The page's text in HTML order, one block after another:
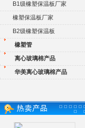
B1级橡塑保温板厂家
橡塑保温板厂家
B2级橡塑保温板
橡塑管
离心玻璃棉产品
华美离心玻璃棉产品